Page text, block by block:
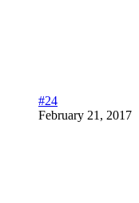
#24
February 21, 2017